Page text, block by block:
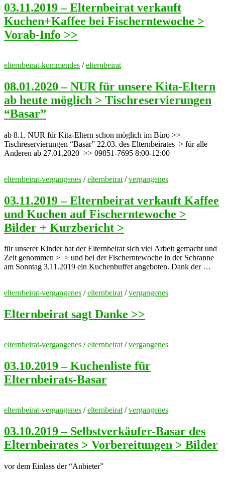
03.11.2019 – Elternbeirat verkauft
Kuchen+Kaffee bei Fischerntewoche >
Vorab-Info >>
elternbeirat-kommendes /elternbeirat
08.01.2020 – NUR für unsere Kita-Eltern
ab heute möglich > Tischreservierungen
“Basar”
ab 8.1. NUR für Kita-Eltern schon möglich im Büro >>
Tischreservierungen “Basar” 22.03. des Elternbeirates > für alle
Anderen ab 27.01.2020 >> 09851-7695 8:00-12:00
elternbeirat-vergangenes /elternbeirat /vergangenes
03.11.2019 – Elternbeirat verkauft Kaffee
und Kuchen auf Fischerntewoche >
Bilder + Kurzbericht >
für unserer Kinder hat der Elternbeirat sich viel Arbeit gemacht und
Zeit genommen > > und bei der Fischerntewoche in der Schranne
am Sonntag 3.11.2019 ein Kuchenbuffet angeboten. Dank der …
elternbeirat-vergangenes /elternbeirat/vergangenes
Elternbeirat sagt Danke >>
elternbeirat-vergangenes /elternbeirat /vergangenes
03.10.2019 – Kuchenliste für
Elternbeirats-Basar
elternbeirat-vergangenes /elternbeirat /vergangenes
03.10.2019 – Selbstverkäufer-Basar des
Elternbeirates > Vorbereitungen > Bilder
vor dem Einlass der “Anbieter”